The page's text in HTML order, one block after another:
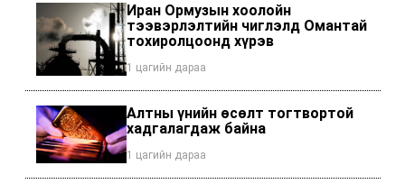
Иран Ормузын хоолойн
тээвэрлэлтийн чиглэлд Омантай
тохиролцоонд хүрэв
1 цагийн дараа
Алтны үнийн өсөлт тогтвортой
хадгалагдаж байна
1 цагийн дараа